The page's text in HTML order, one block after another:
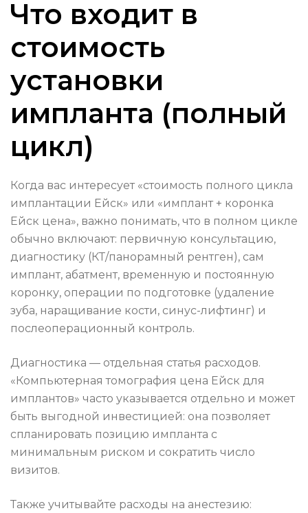
Что входит в
стоимость
установки
импланта (полный
цикл)
Когда вас интересует «стоимость полного цикла
имплантации Ейск» или «имплант + коронка
Ейск цена», важно понимать, что в полном цикле
обычно включают: первичную консультацию,
диагностику (КТ/панорамный рентген), сам
имплант, абатмент, временную и постоянную
коронку, операции по подготовке (удаление
зуба, наращивание кости, синус-лифтинг) и
послеоперационный контроль.
Диагностика — отдельная статья расходов.
«Компьютерная томография цена Ейск для
имплантов» часто указывается отдельно и может
быть выгодной инвестицией: она позволяет
спланировать позицию импланта с
минимальным риском и сократить число
визитов.
Также учитывайте расходы на анестезию: